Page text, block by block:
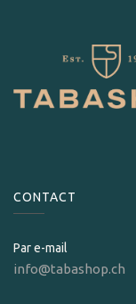
CONTACT
Par e-mail
info@tabashop.ch